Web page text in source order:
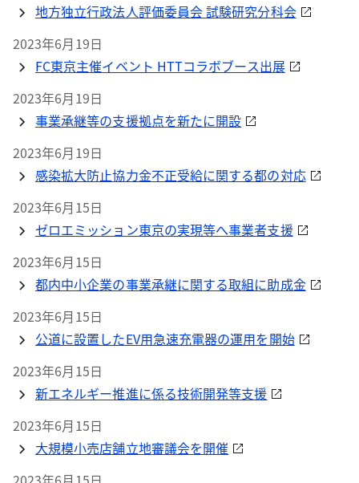
地方独立行政法人評価委員会 試験研究分科会
2023年6月19日
FC東京主催イベント HTTコラボブース出展
2023年6月19日
事業承継等の支援拠点を新たに開設
2023年6月19日
感染拡大防止協力金不正受給に関する都の対応
2023年6月15日
ゼロエミッション東京の実現等へ事業者支援
2023年6月15日
都内中小企業の事業承継に関する取組に助成金
2023年6月15日
公道に設置したEV用急速充電器の運用を開始
2023年6月15日
新エネルギー推進に係る技術開発等支援
2023年6月15日
大規模小売店舗立地審議会を開催